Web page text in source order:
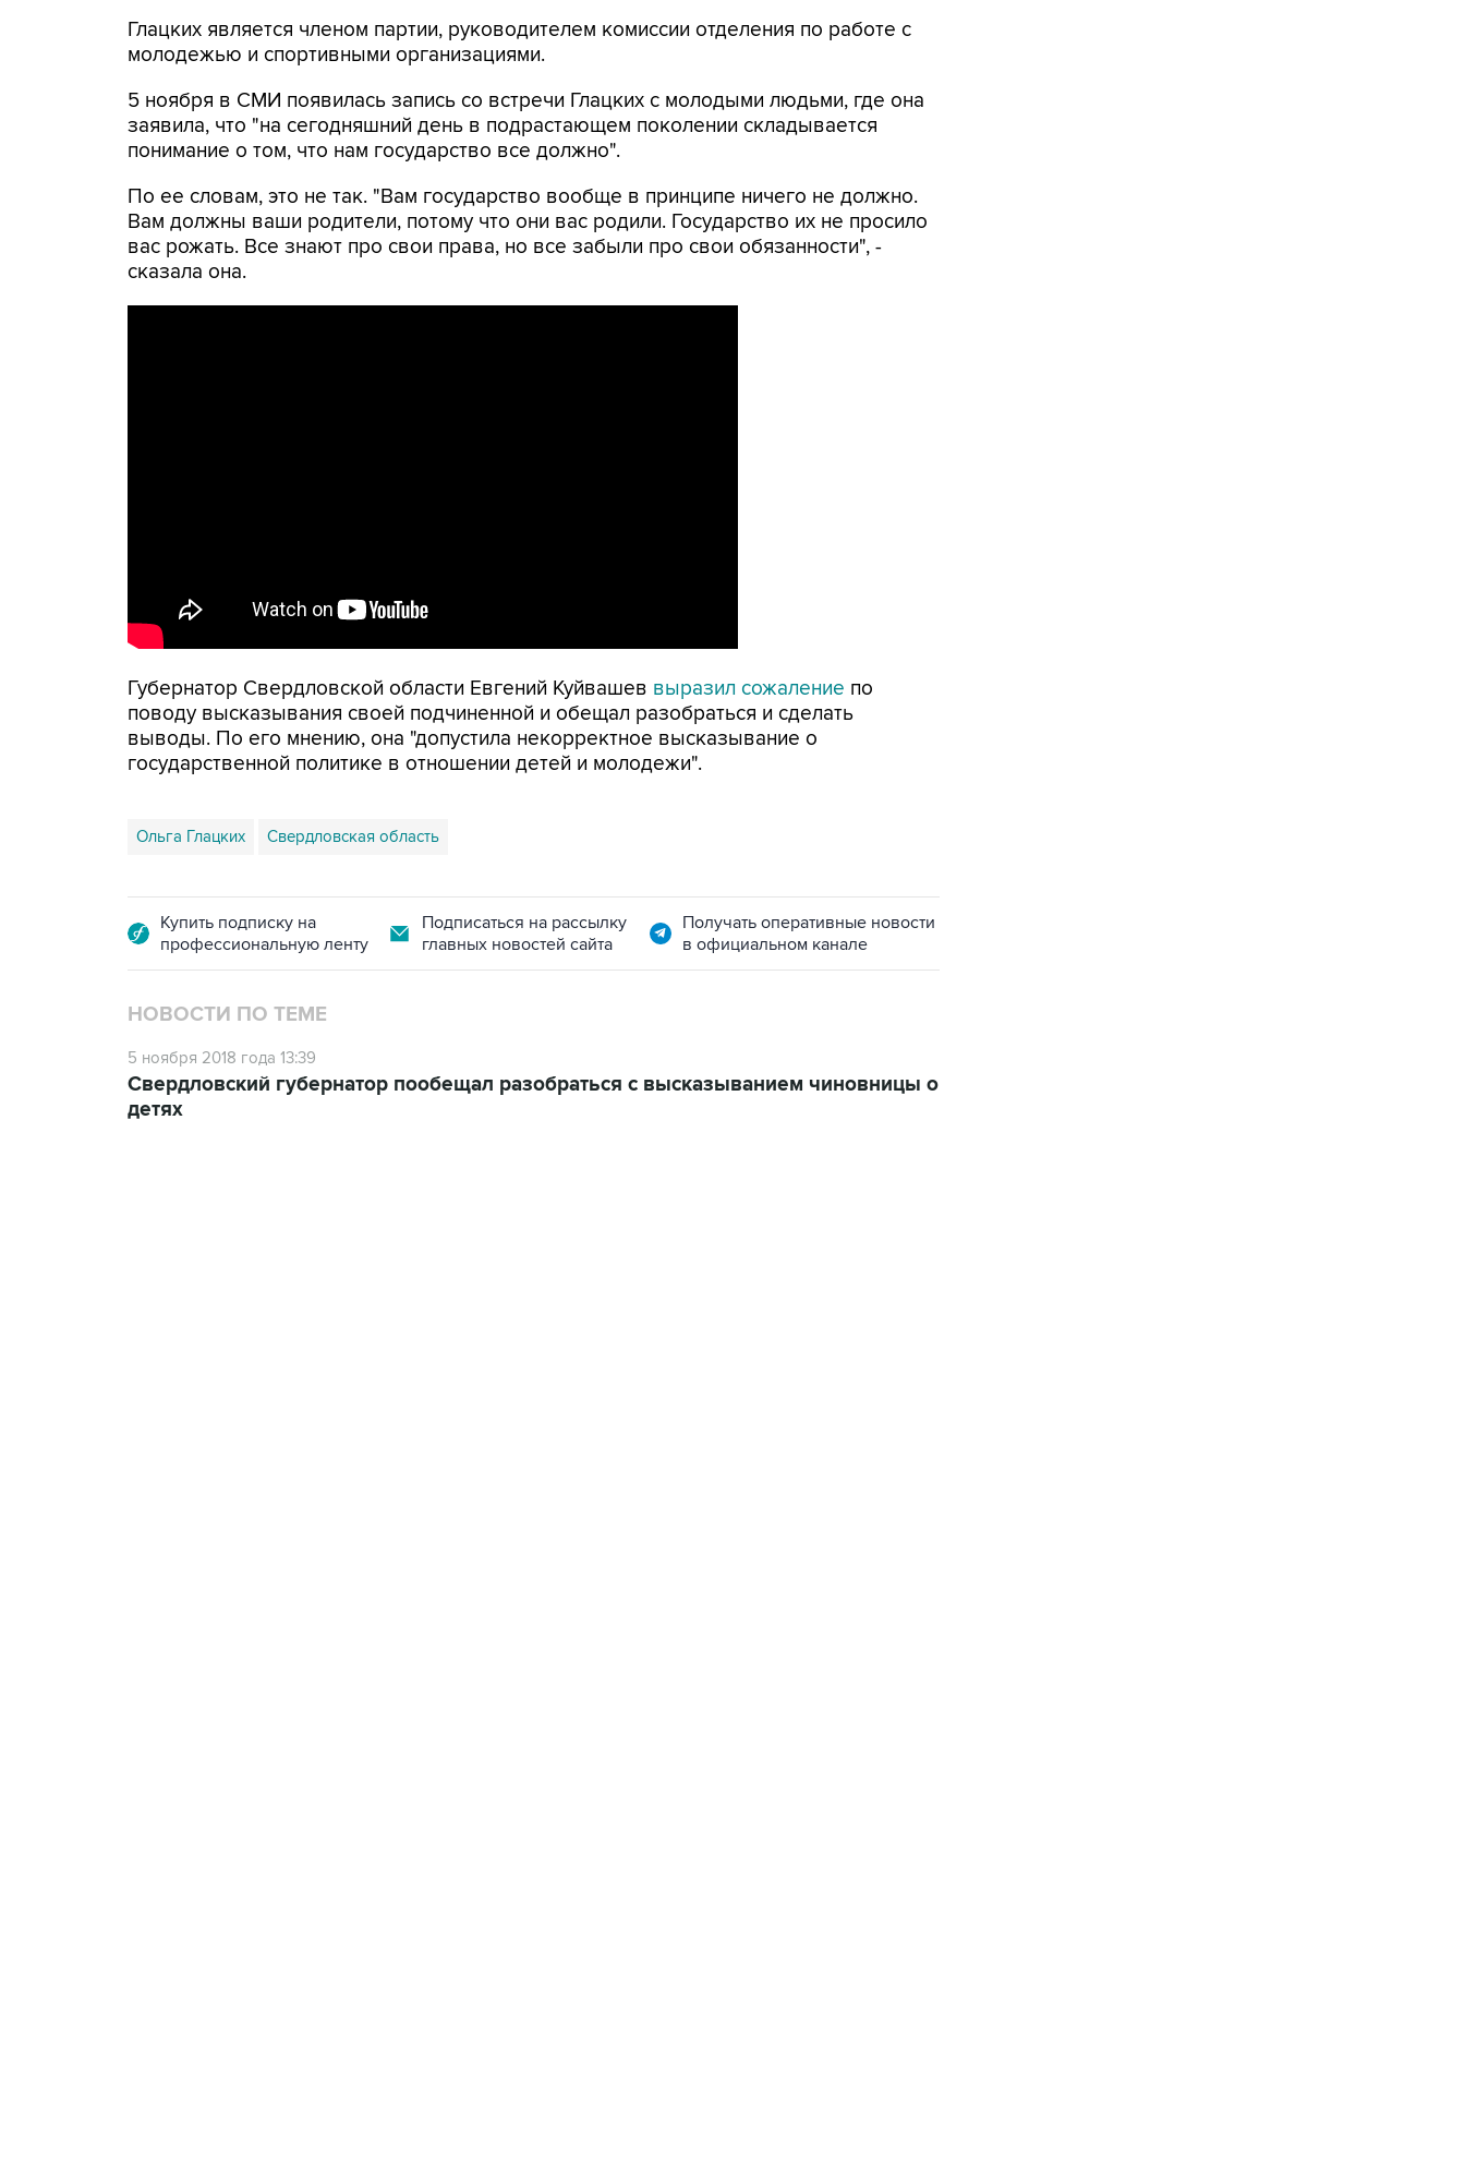
Глацких является членом партии, руководителем комиссии отделения по работе с
молодежью и спортивными организациями.
5 ноября в СМИ появилась запись со встречи Глацких с молодыми людьми, где она
заявила, что "на сегодняшний день в подрастающем поколении складывается
понимание о том, что нам государство все должно".
По ее словам, это не так. "Вам государство вообще в принципе ничего не должно.
Вам должны ваши родители, потому что они вас родили. Государство их не просило
вас рожать. Все знают про свои права, но все забыли про свои обязанности", -
сказала она.
Губернатор Свердловской области Евгений Куйвашев выразил сожаление по
поводу высказывания своей подчиненной и обещал разобраться и сделать
выводы. По его мнению, она "допустила некорректное высказывание о
государственной политике в отношении детей и молодежи".
Ольга Глацких Свердловская область
Купить подписку на
профессиональную ленту
Подписаться на рассылку
главных новостей сайта
Получать оперативные новости
в официальном канале
НОВОСТИ ПО ТЕМЕ
5 ноября 2018 года 13:39
Свердловский губернатор пообещал разобраться с высказыванием чиновницы о
детях